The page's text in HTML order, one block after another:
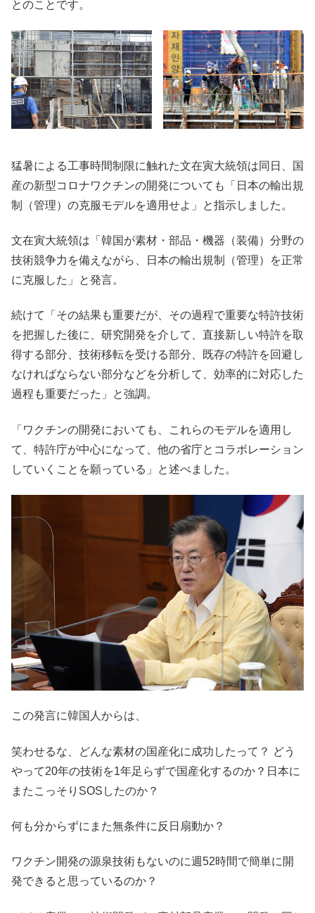
とのことです。
猛暑による工事時間制限に触れた文在寅大統領は同日、国
産の新型コロナワクチンの開発についても「日本の輸出規
制（管理）の克服モデルを適用せよ」と指示しました。
文在寅大統領は「韓国が素材・部品・機器（装備）分野の
技術競争力を備えながら、日本の輸出規制（管理）を正常
に克服した」と発言。
続けて「その結果も重要だが、その過程で重要な特許技術
を把握した後に、研究開発を介して、直接新しい特許を取
得する部分、技術移転を受ける部分、既存の特許を回避し
なければならない部分などを分析して、効率的に対応した
過程も重要だった」と強調。
「ワクチンの開発においても、これらのモデルを適用し
て、特許庁が中心になって、他の省庁とコラボレーション
していくことを願っている」と述べました。
この発言に韓国人からは、
笑わせるな、どんな素材の国産化に成功したって？ どう
やって20年の技術を1年足らずで国産化するのか？日本に
またこっそりSOSしたのか？
何も分からずにまた無条件に反日扇動か？
ワクチン開発の源泉技術もないのに週52時間で簡単に開
発できると思っているのか？